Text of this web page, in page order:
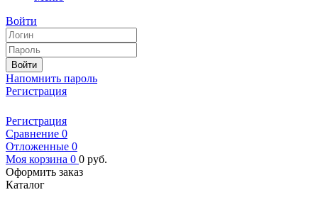
Войти
Войти
Напомнить пароль
Регистрация
Регистрация
Сравнение 0
Отложенные 0
Моя корзина 0 0 руб.
Оформить заказ
Каталог